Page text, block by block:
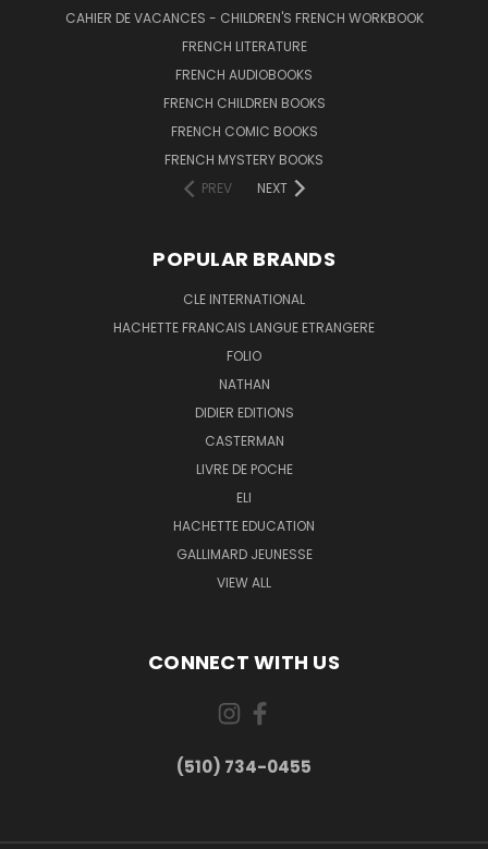
CAHIER DE VACANCES - CHILDREN'S FRENCH WORKBOOK
FRENCH LITERATURE
FRENCH AUDIOBOOKS
FRENCH CHILDREN BOOKS
FRENCH COMIC BOOKS
FRENCH MYSTERY BOOKS
PREV
NEXT
POPULAR BRANDS
CLE INTERNATIONAL
HACHETTE FRANCAIS LANGUE ETRANGERE
FOLIO
NATHAN
DIDIER EDITIONS
CASTERMAN
LIVRE DE POCHE
ELI
HACHETTE EDUCATION
GALLIMARD JEUNESSE
VIEW ALL
CONNECT WITH US
(510) 734-0455